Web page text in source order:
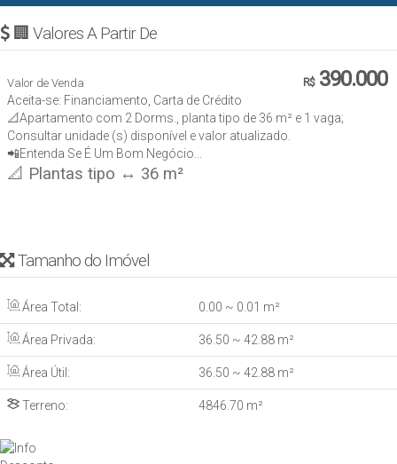
🏢 Valores A Partir De
R$390.000
Valor de Venda
Aceita-se: Financiamento, Carta de Crédito
📐Apartamento com 2 Dorms., planta tipo de 36 m² e 1 vaga;
Consultar unidade (s) disponível e valor atualizado.
📲Entenda Se É Um Bom Negócio...
📐 Plantas tipo ↔ 36 m²
Tamanho do Imóvel
Área Total: 0.00 ~ 0.01 m²
Área Privada: 36.50 ~ 42.88 m²
Área Útil: 36.50 ~ 42.88 m²
Terreno: 4846.70 m²